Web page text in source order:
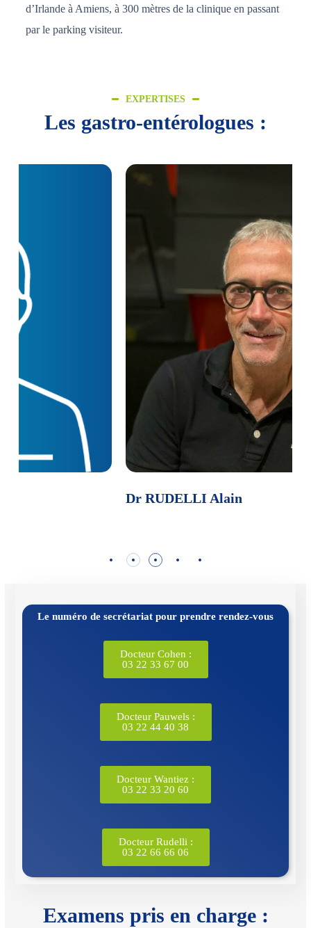
d’Irlande à Amiens, à 300 mètres de la clinique en passant
par le parking visiteur.
EXPERTISES
Les gastro-entérologues :
Dr RUDELLI Alain
Le numéro de secrétariat pour prendre rendez-vous
Docteur Cohen :
03 22 33 67 00
Docteur Pauwels :
03 22 44 40 38
Docteur Wantiez :
03 22 33 20 60
Docteur Rudelli :
03 22 66 66 06
Examens pris en charge :